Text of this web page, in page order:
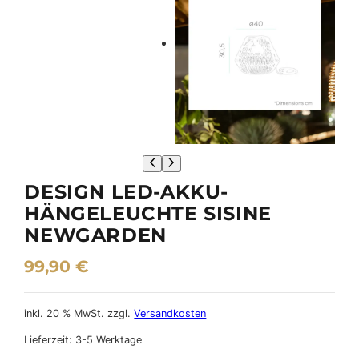
DESIGN LED-AKKU-
HÄNGELEUCHTE SISINE
NEWGARDEN
99,90€
inkl. 20 % MwSt. zzgl.Versandkosten
Lieferzeit: 3-5 Werktage